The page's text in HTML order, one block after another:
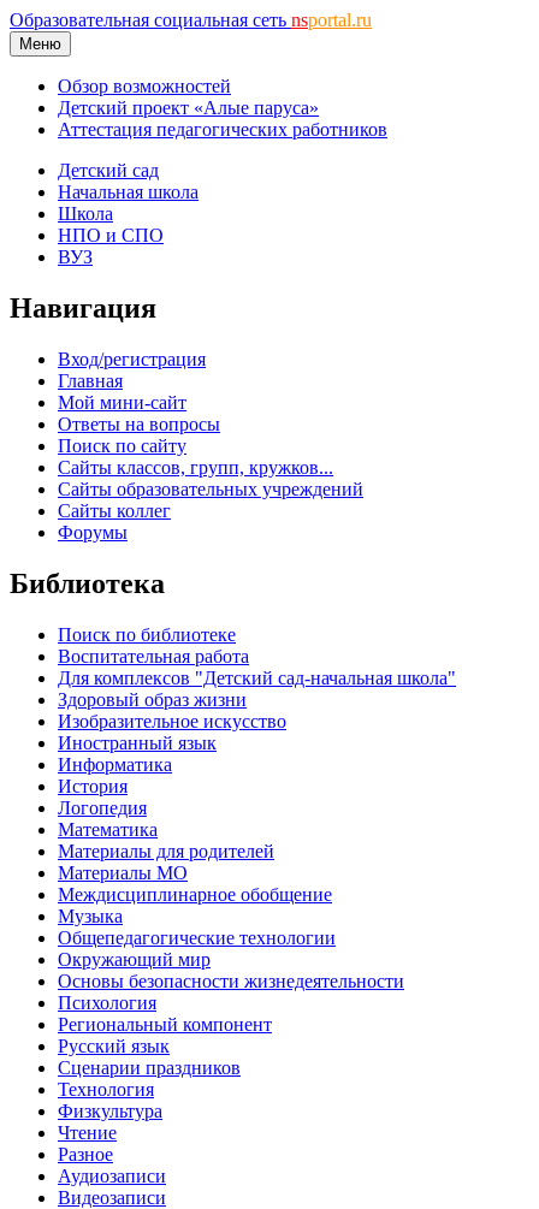
Образовательная социальная сеть nsportal.ru
Меню
Обзор возможностей
Детский проект «Алые паруса»
Аттестация педагогических работников
Детский сад
Начальная школа
Школа
НПО и СПО
ВУЗ
Навигация
Вход/регистрация
Главная
Мой мини-сайт
Ответы на вопросы
Поиск по сайту
Сайты классов, групп, кружков...
Сайты образовательных учреждений
Сайты коллег
Форумы
Библиотека
Поиск по библиотеке
Воспитательная работа
Для комплексов "Детский сад-начальная школа"
Здоровый образ жизни
Изобразительное искусство
Иностранный язык
Информатика
История
Логопедия
Математика
Материалы для родителей
Материалы МО
Междисциплинарное обобщение
Музыка
Общепедагогические технологии
Окружающий мир
Основы безопасности жизнедеятельности
Психология
Региональный компонент
Русский язык
Сценарии праздников
Технология
Физкультура
Чтение
Разное
Аудиозаписи
Видеозаписи